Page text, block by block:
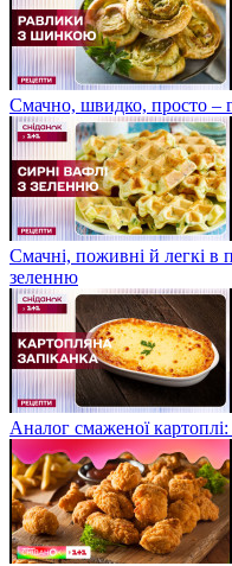
Смачно, швидко, просто –
Смачні, поживні й легкі в
зеленню
Аналог смаженої